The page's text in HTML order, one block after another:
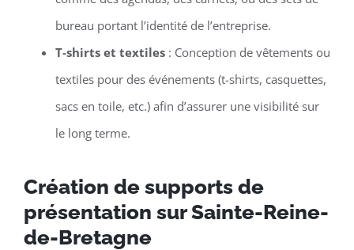
bureau portant l’identité de l’entreprise.
T-shirts et textiles: Conception de vêtements ou
textiles pour des événements (t-shirts, casquettes,
sacs en toile, etc.) afin d’assurer une visibilité sur
le long terme.
Création de supports de
présentation sur Sainte-Reine-
de-Bretagne